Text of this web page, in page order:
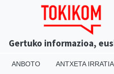
Gertuko informazioa,
ANBOTO ANTXETA IRRATIA